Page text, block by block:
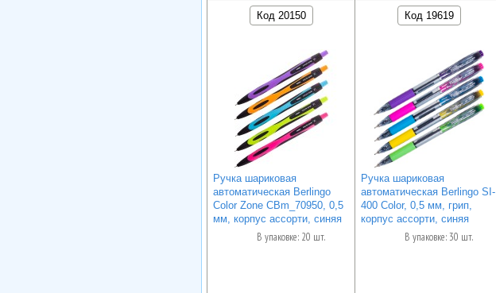
Код 20150
Ручка шариковая
автоматическая Berlingo
Color Zone CBm_70950, 0,5
мм, корпус ассорти, синяя
В упаковке: 20 шт.
Код 19619
Ручка шариковая
автоматическая Berlingo SI-
400 Color, 0,5 мм, грип,
корпус ассорти, синяя
В упаковке: 30 шт.